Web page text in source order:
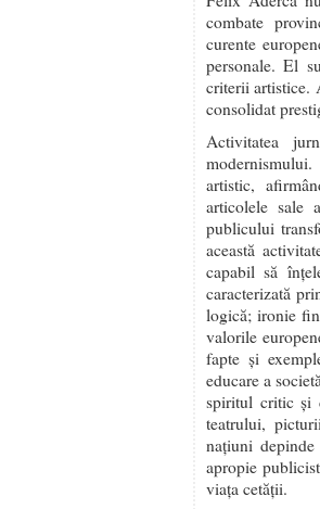
combate
curente
personale. El
criterii artistice.
consolidat
Activitatea
artistic,
articolele sale
publicului
această
capabil să
caracterizată
logică; ironie
valorile
fapte și
educare a
spiritul critic și
teatrului,
națiuni
apropie
viața cetății.